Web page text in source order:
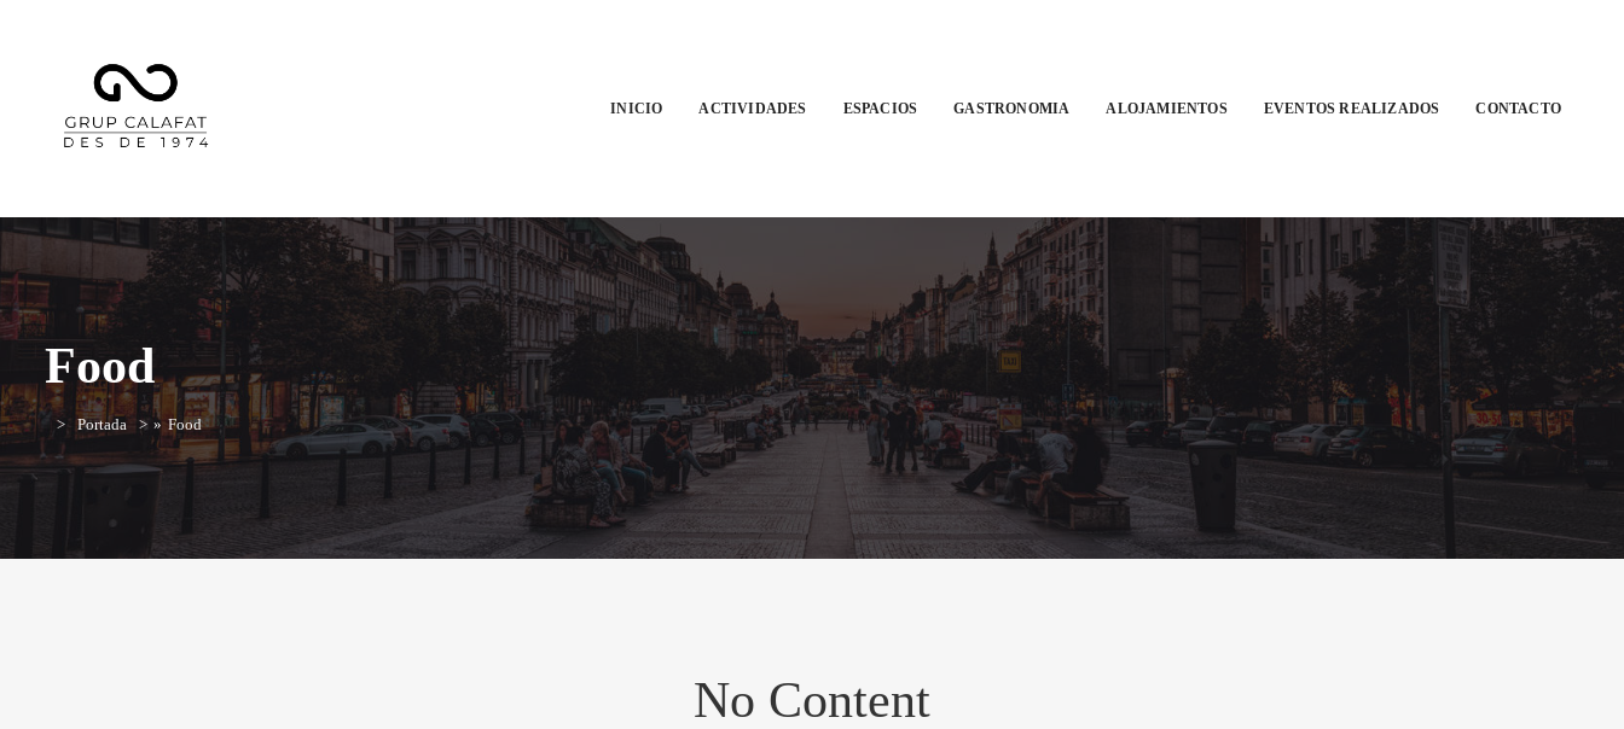
INICIO ACTIVIDADES ESPACIOS GASTRONOMIA ALOJAMIENTOS EVENTOS REALIZADOS CONTACTO
Food
Portada » Food
No Content